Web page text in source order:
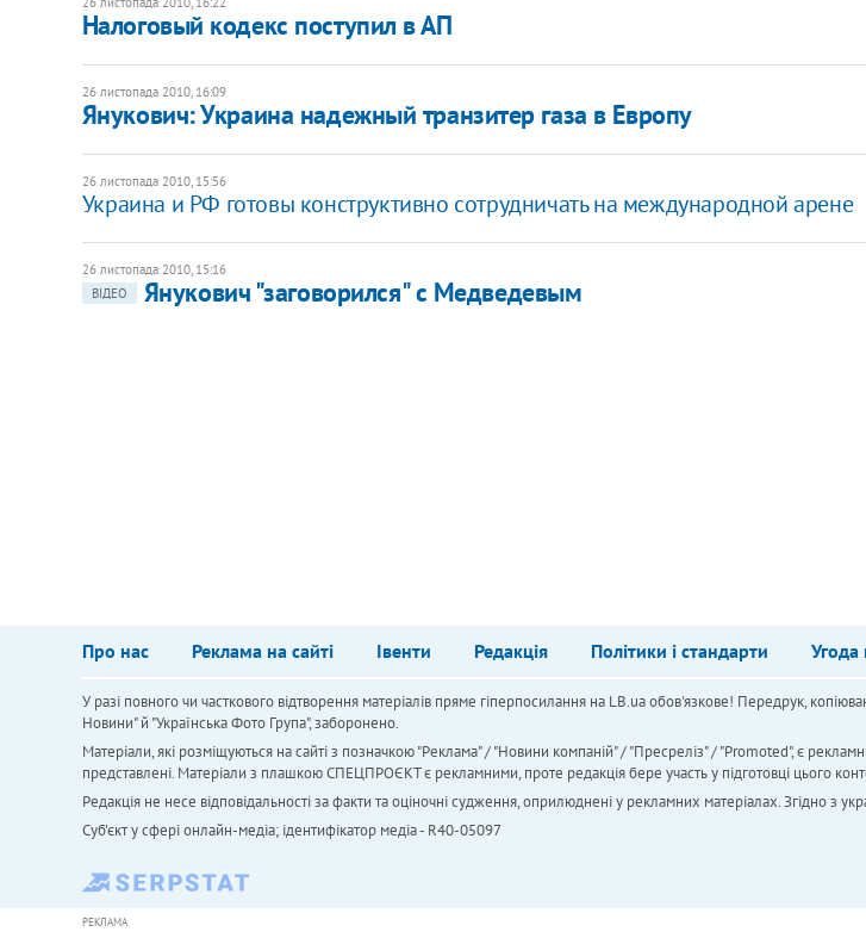
Налоговый кодекс поступил в АП
26 листопада 2010, 16:09
Янукович: Украина надежный транзитер газа в Европу
26 листопада 2010, 15:56
Украина и РФ готовы конструктивно сотрудничать на международной арене
26 листопада 2010, 15:16
ВІДЕО
​Янукович "заговорился" с Медведевым
Про нас Реклама на сайті Івенти Редакція Політики і стандарти Угода
У разі повного чи часткового відтворення матеріалів пряме гіперпосилання на LB.ua обов'язкове! Передрук,
Новини" й "Українська Фото Група", заборонено.
Матеріали, які розміщуються на сайті з позначкою "Реклама" / "Новини компаній" / "Пресреліз" / "Promoted", є
представлені. Матеріали з плашкою СПЕЦПРОЄКТ є рекламними, проте редакція бере участь у підготовці цього
Редакція не несе відповідальності за факти та оціночні судження, оприлюднені у рекламних матеріалах. Згідно з
Cуб'єкт у сфері онлайн-медіа; ідентифікатор медіа - R40-05097
РЕКЛАМА